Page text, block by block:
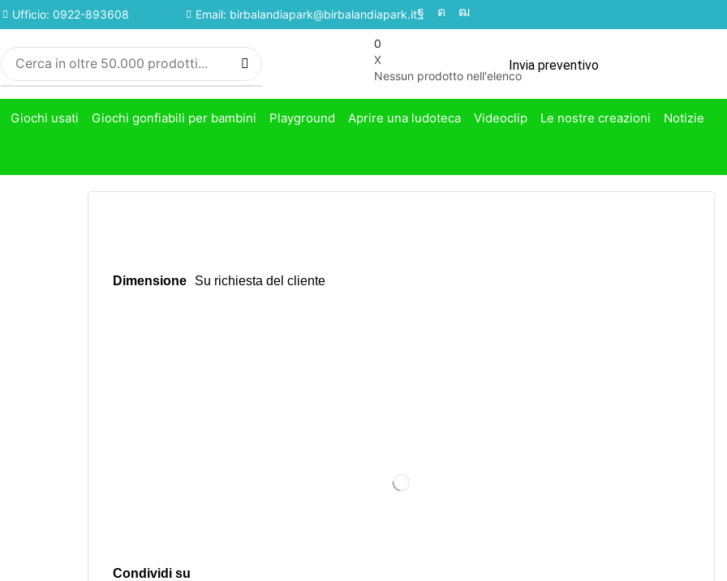
Ufficio: 0922-893608 Email: birbalandiapark@birbalandiapark.it
0
X
Nessun prodotto nell'elenco
Invia preventivo
Giochi usati Giochi gonfiabili per bambini Playground Aprire una ludoteca Videoclip Le nostre creazioni Notizie
Dimensione Su richiesta del cliente
Condividi su